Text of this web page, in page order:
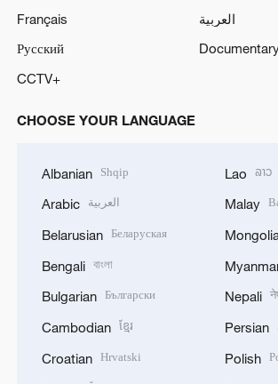
Français
العربية
Русский
CCTV+
CHOOSE YOUR LANGUAGE
Albanian Shqip
Arabic العربية
Belarusian Беларуская
Bengali বাংলা
Bulgarian Български
Cambodian ខ្មែរ
Croatian Hrvatski
Lao ລາວ
Malay
Nepali
Persian
Polish